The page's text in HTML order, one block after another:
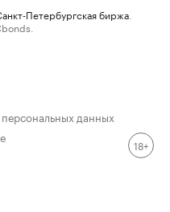
Петербургская биржа
данных
18+